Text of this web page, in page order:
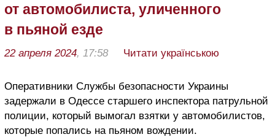
от автомобилиста, уличенного
в пьяной езде
22 апреля 2024, 17:58 Читати українською
Оперативники Службы безопасности Украины
задержали в Одессе старшего инспектора патрульной
полиции, который вымогал взятки у автомобилистов,
которые попались на пьяном вождении.